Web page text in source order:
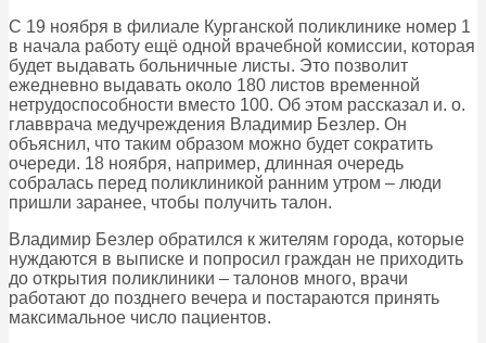
С 19 ноября в филиале Курганской поликлинике номер 1
в начала работу ещё одной врачебной комиссии, которая
будет выдавать больничные листы. Это позволит
ежедневно выдавать около 180 листов временной
нетрудоспособности вместо 100. Об этом рассказал и. о.
главврача медучреждения Владимир Безлер. Он
объяснил, что таким образом можно будет сократить
очереди. 18 ноября, например, длинная очередь
собралась перед поликлиникой ранним утром – люди
пришли заранее, чтобы получить талон.
Владимир Безлер обратился к жителям города, которые
нуждаются в выписке и попросил граждан не приходить
до открытия поликлиники – талонов много, врачи
работают до позднего вечера и постараются принять
максимальное число пациентов.